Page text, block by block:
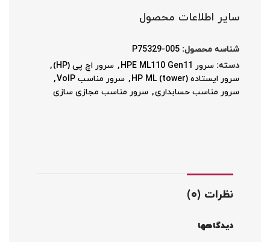
سایر اطلاعات محصول
شناسه محصول: P75329-005
دسته: سرور HPE ML110 Gen11 , سرور اچ پی (HP)
,
سرور ایستاده HP ML (tower)
, سرور مناسب VoIP
,
سرور مناسب حسابداری, سرور مناسب مجازی سازی
نظرات (0)
دیدگاهها